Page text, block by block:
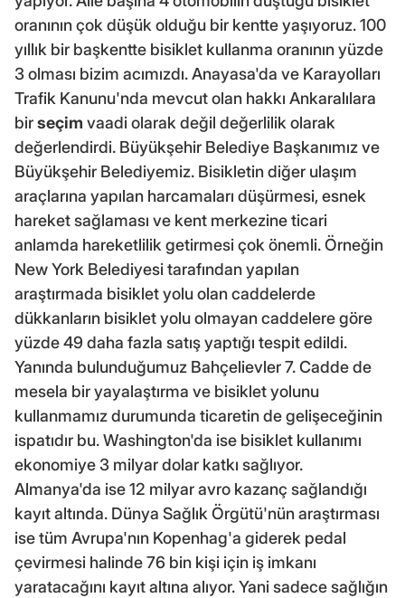
oranının çok düşük olduğu bir kentte yaşıyoruz. 100
yıllık bir başkentte bisiklet kullanma oranının yüzde
3 olması bizim acımızdı. Anayasa'da ve Karayolları
Trafik Kanunu'nda mevcut olan hakkı Ankaralılara
birseçim vaadi olarak değil değerlilik olarak
değerlendirdi. Büyükşehir Belediye Başkanımız ve
Büyükşehir Belediyemiz. Bisikletin diğer ulaşım
araçlarına yapılan harcamaları düşürmesi, esnek
hareket sağlaması ve kent merkezine ticari
anlamda hareketlilik getirmesi çok önemli. Örneğin
New York Belediyesi tarafından yapılan
araştırmada bisiklet yolu olan caddelerde
dükkanların bisiklet yolu olmayan caddelere göre
yüzde 49 daha fazla satış yaptığı tespit edildi.
Yanında bulunduğumuz Bahçelievler 7. Cadde de
mesela bir yayalaştırma ve bisiklet yolunu
kullanmamız durumunda ticaretin de gelişeceğinin
ispatıdır bu. Washington'da ise bisiklet kullanımı
ekonomiye 3 milyar dolar katkı sağlıyor.
Almanya'da ise 12 milyar avro kazanç sağlandığı
kayıt altında. Dünya Sağlık Örgütü'nün araştırması
ise tüm Avrupa'nın Kopenhag'a giderek pedal
çevirmesi halinde 76 bin kişi için iş imkanı
yaratacağını kayıt altına alıyor. Yani sadece sağlığın